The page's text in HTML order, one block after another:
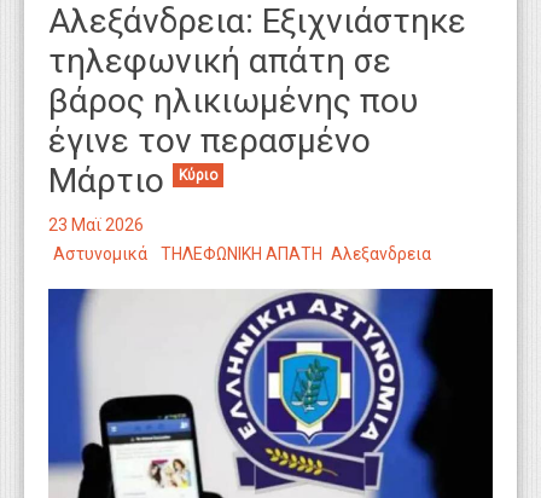
Αλεξάνδρεια: Εξιχνιάστηκε
τηλεφωνική απάτη σε
βάρος ηλικιωμένης που
έγινε τον περασμένο
Μάρτιο
Κύριο
23 Μαϊ 2026
Αστυνομικά
ΤΗΛΕΦΩΝΙΚΗ ΑΠΑΤΗ Αλεξανδρεια
Τεχνολογία
Εκπαίδευση
Υγεία
Γενικά
Βιβλιοθήκη Απόψεων
Κυτίο Παραπόνων Πολιτών
WEBTV